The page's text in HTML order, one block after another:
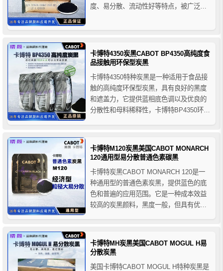
度、易分散、流动性好等特点，被广泛应
卡博特4350炭黑CABOT BP4350高纯度食
品接触用环保型炭黑
卡博特4350特种炭黑是一种适用于食品接
触的高纯度环保型炭黑，具有良好的黑度
和遮盖力，它提供蓝相底色调以及优良的
分散性和母料稀释性，卡博特BP4350环保
用，适用于硬质食品包装、食品软包装、
热成型托盘和需要高纯度的非食品应用
卡博特M120炭黑美国CABOT MONARCH
120通用型易分散普通色素碳黑
卡博特炭黑CABOT MONARCH 120是一
种通用型的普通色素炭黑，提供蓝色的底
色和普遍的应用范围。它是一种成本效益
较高的炭黑颜料，黑度一般，但具有优良
多数系统中应用，适用于卷筒纸胶印、冷
固和凸版印刷油墨，也适用于不需要高黑
卡博特MH炭黑美国CABOT MOGUL H易
分散炭黑
美国卡博特CABOT MOGUL H特种炭黑是